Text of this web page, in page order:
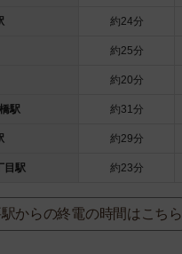
約24分
約25分
約20分
駅 約31分
約29分
目駅 約23分
からの終電の時間はこちら